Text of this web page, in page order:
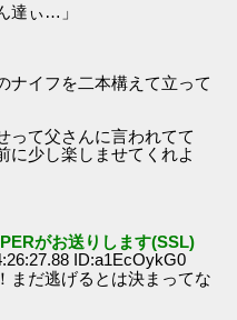
達ぃ…」
ナイフを二本構えて立って
って父さんに言われてて
少し楽しませてくれよ
がお送りします(SSL)
ID:a1EcOykG0
まだ逃げるとは決まってな